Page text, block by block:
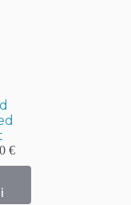
€Hinnavahemik:
3,30 €